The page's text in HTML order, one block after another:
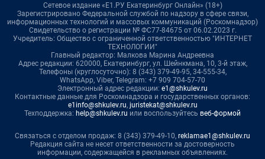
Сетевое издание «Е1.РУ Екатеринбург Онлайн» (18+)
Зарегистрировано Федеральной службой по надзору в сфере связи,
информационных технологий и массовых коммуникаций (Роскомнадзор)
Свидетельство о регистрации № ФС77-84675 от 06.02.2023 г.
Учредитель: Общество с ограниченной ответственностью "ИНТЕРНЕТ
ТЕХНОЛОГИИ"
Главный редактор: Малкова Марина Андреевна
Адрес редакции: 620000, Екатеринбург, ул. Шейнкмана, 10, 3-й этаж,
Телефоны (круглосуточно): 8 (343) 379-49-95, 34-555-34,
WhatsApp, Viber, Telegram: +7 909 704-57-70
Электронный адрес редакции: e1@shkulev.ru
Контактные данные для Роскомнадзора и государственных органов:
e1info@shkulev.ru, juristekat@shkulev.ru
Техподдержка: help@shkulev.ru или воспользуйтесь веб-формой
Связаться с отделом продаж: 8 (343) 379-49-10, reklamae1@shkulev.ru
Редакция сайта не несет ответственности за достоверность
информации, содержащейся в рекламных объявлениях.